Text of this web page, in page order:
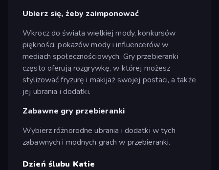
Ubierz się, żeby zaimponować
Wkrocz do świata wielkiej mody, konkursów
piękności, pokazów mody i influencerów w
mediach społecznościowych. Gry przebieranki
często oferują rozgrywkę, w której możesz
stylizować fryzurę i makijaż swojej postaci, a także
jej ubrania i dodatki.
Zabawne gry przebieranki
Wybierz różnorodne ubrania i dodatki w tych
zabawnych i modnych grach w przebieranki.
Dzień ślubu Katie